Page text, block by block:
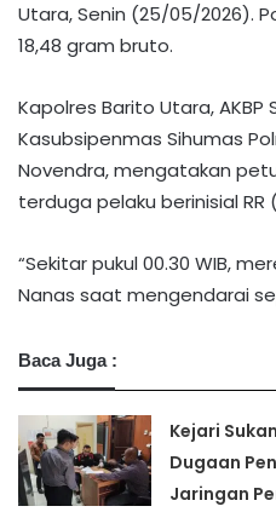
Utara, Senin (25/05/2026).
18,48 gram bruto. ‎‎
Kapolres Barito Utara,
Kasubsipenmas Sihumas
Novendra, mengatakan
terduga pelaku berinisial RR
“Sekitar pukul 00.30 WIB,
Nanas saat mengendarai
Baca Juga :
Kejari
Dugaan
Jaringan